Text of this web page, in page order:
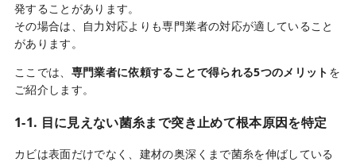
発することがあります。
その場合は、自力対応よりも専門業者の対応が適していること
があります。
ここでは、 専門業者に依頼することで得られる5つのメリット を
ご紹介します。
1-1. 目に見えない菌糸まで突き止めて根本原因を特定
カビは表面だけでなく、建材の奥深くまで菌糸を伸ばしている